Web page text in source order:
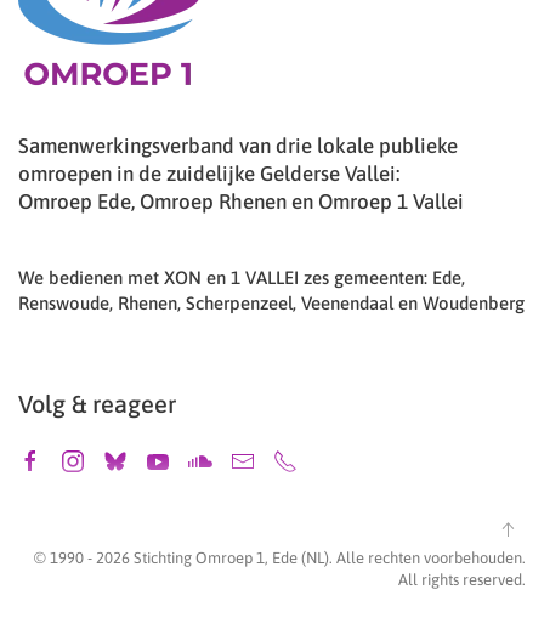
Samenwerkingsverband van drie lokale publieke
omroepen in de zuidelijke Gelderse Vallei:
Omroep Ede, Omroep Rhenen en Omroep 1 Vallei
We bedienen met XON en 1 VALLEI zes gemeenten: Ede,
Renswoude, Rhenen, Scherpenzeel, Veenendaal en Woudenberg
Volg & reageer
© 1990 - 2026 Stichting Omroep 1, Ede (NL). Alle rechten voorbehouden.
All rights reserved.